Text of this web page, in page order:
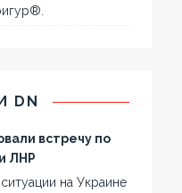
DN
встречу по
ЛНР
на Украине